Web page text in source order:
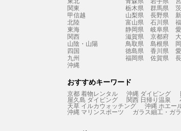
関東
栃木県 群馬県
甲信越
山梨県 長野県
北陸
富山県 石川県
東海
静岡県 岐阜県
関西
滋賀県 京都府
山陰・山陽
鳥取県 島根県
四国
徳島県 香川県
九州
福岡県 佐賀県
沖縄
おすすめキーワード
京都 着物レンタル 沖縄 ダイビング
屋久島 ダイビング 関西 日帰り温泉
天草 イルカウォッチング 沖縄 ホエー
沖縄 マリンスポーツ ガラス細工・ガ